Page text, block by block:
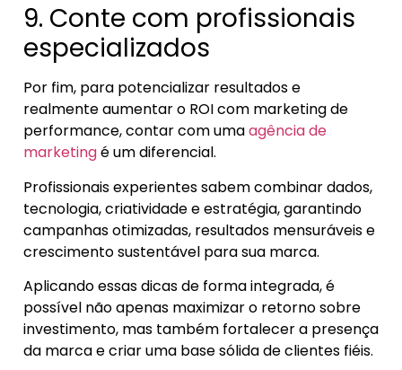
9. Conte com profissionais
especializados
Por fim, para potencializar resultados e
realmente aumentar o ROI com marketing de
performance, contar com umaagência de
marketingé um diferencial.
Profissionais experientes sabem combinar dados,
tecnologia, criatividade e estratégia, garantindo
campanhas otimizadas, resultados mensuráveis e
crescimento sustentável para sua marca.
Aplicando essas dicas de forma integrada, é
possível não apenas maximizar o retorno sobre
investimento, mas também fortalecer a presença
da marca e criar uma base sólida de clientes fiéis.